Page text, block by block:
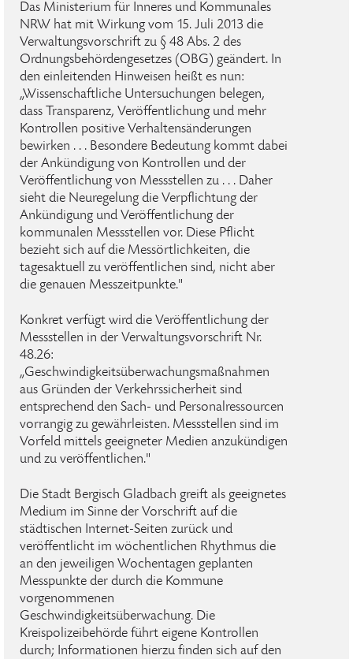
Das Ministerium für Inneres und Kommunales
NRW hat mit Wirkung vom 15. Juli 2013 die
Verwaltungsvorschrift zu § 48 Abs. 2 des
Ordnungsbehördengesetzes (OBG) geändert. In
den einleitenden Hinweisen heißt es nun:
„Wissenschaftliche Untersuchungen belegen,
dass Transparenz, Veröffentlichung und mehr
Kontrollen positive Verhaltensänderungen
bewirken . . . Besondere Bedeutung kommt dabei
der Ankündigung von Kontrollen und der
Veröffentlichung von Messstellen zu . . . Daher
sieht die Neuregelung die Verpflichtung der
Ankündigung und Veröffentlichung der
kommunalen Messstellen vor. Diese Pflicht
bezieht sich auf die Messörtlichkeiten, die
tagesaktuell zu veröffentlichen sind, nicht aber
die genauen Messzeitpunkte."
Konkret verfügt wird die Veröffentlichung der
Messstellen in der Verwaltungsvorschrift Nr.
48.26:
„Geschwindigkeitsüberwachungsmaßnahmen
aus Gründen der Verkehrssicherheit sind
entsprechend den Sach- und Personalressourcen
vorrangig zu gewährleisten. Messstellen sind im
Vorfeld mittels geeigneter Medien anzukündigen
und zu veröffentlichen."
Die Stadt Bergisch Gladbach greift als geeignetes
Medium im Sinne der Vorschrift auf die
städtischen Internet-Seiten zurück und
veröffentlicht im wöchentlichen Rhythmus die
an den jeweiligen Wochentagen geplanten
Messpunkte der durch die Kommune
vorgenommenen
Geschwindigkeitsüberwachung. Die
Kreispolizeibehörde führt eigene Kontrollen
durch; Informationen hierzu finden sich auf den